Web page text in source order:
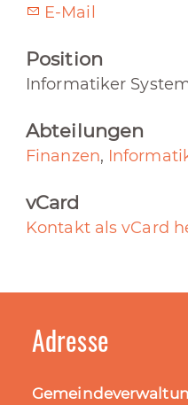
E-Mail
Position
Informatiker
Abteilungen
Finanzen,
vCard
Kontakt als vCard
Adresse